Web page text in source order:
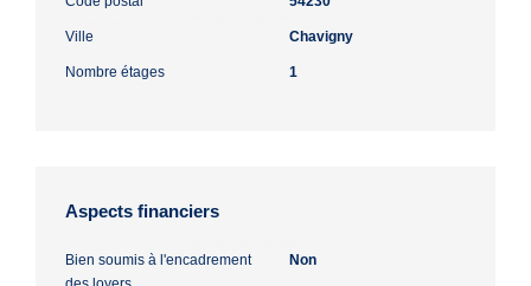
Ville Chavigny
Nombre étages 1
Aspects financiers
Bien soumis à l'encadrement
Non